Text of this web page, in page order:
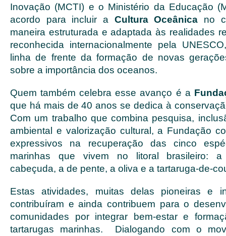
Inovação (MCTI) e o Ministério da Educação
acordo para incluir a Cultura Oceânica no
maneira estruturada e adaptada às realidades
reconhecida internacionalmente pela
linha de frente da formação de novas
sobre a importância dos oceanos.
Quem também celebra esse avanço é a
que há mais de 40 anos se dedica à
Com um trabalho que combina pesquisa,
ambiental e valorização cultural, a Fundação
expressivos na recuperação das cinco
marinhas que vivem no litoral brasileiro: a
cabeçuda, a de pente, a oliva e a tartaruga-de-
Estas atividades, muitas delas pioneiras e
contribuíram e ainda contribuem para o
comunidades por integrar bem-estar e
tartarugas marinhas. Dialogando com o